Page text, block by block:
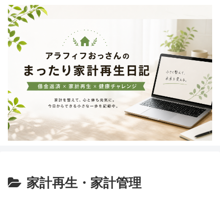
家計再生・家計管理